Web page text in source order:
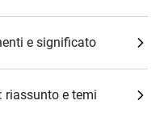
e significato
riassunto e temi